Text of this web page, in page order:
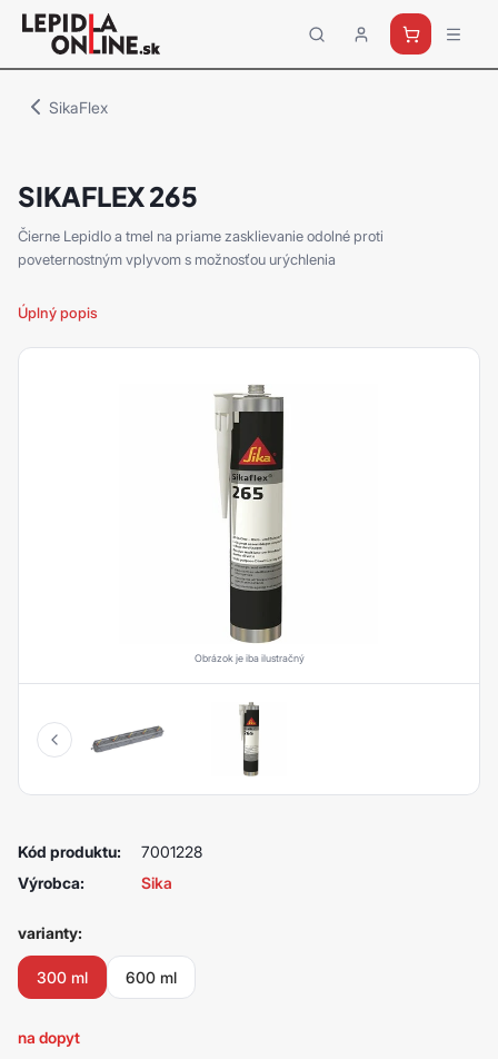
Priemyselné
lepidlá
SikaFlex
SIKAFLEX 265
Čierne Lepidlo a tmel na priame zasklievanie odolné proti
poveternostným vplyvom s možnosťou urýchlenia
Úplný popis
Obrázok je iba ilustračný
Kód produktu:
7001228
Výrobca:
Sika
varianty:
300 ml 600 ml
na dopyt